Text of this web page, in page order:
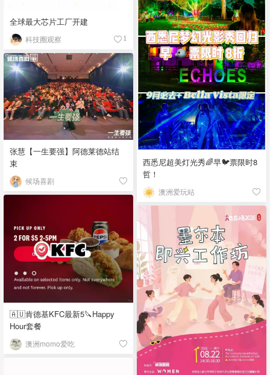
全球最大芯片工厂开建
科技圈观察 1
西悉尼超美灯光秀🌈早🐦票限时8
哲！
澳洲爱玩站
张慧【一生要强】阿德莱德站结
束
候场喜剧
🇦🇺肯德基KFC最新5🔪Happy
Hour套餐
澳洲momo爱吃